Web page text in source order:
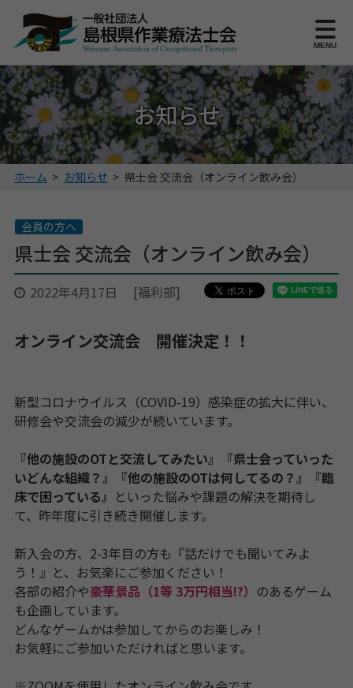
このページの本文へ
MENU
お知らせ
こ
ー
ジ
の
位
置:
ホーム > お知らせ > 県士会 交流会（オンライン飲み会）
会員の方へ
県士会 交流会（オンライン飲み会）
2022年4月17日 [福利部]
オンライン交流会 開催決定！！
新型コロナウイルス（COVID-19）感染症の拡大に伴い、
研修会や交流会の減少が続いています。
『他の施設のOTと交流してみたい』『県士会っていった
いどんな組織？』『他の施設のOTは何してるの？』『臨
床で困っている』 といった悩みや課題の解決を期待し
て、昨年度に引き続き開催します。
新入会の方、2-3年目の方も『話だけでも聞いてみよ
う！』と、お気楽にご参加ください！
各部の紹介や豪華景品（1等 3万円相当!?） のあるゲーム
も企画しています。
どんなゲームかは参加してからのお楽しみ！
お気軽にご参加いただければと思います。